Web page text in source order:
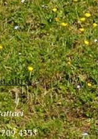
altro
4353